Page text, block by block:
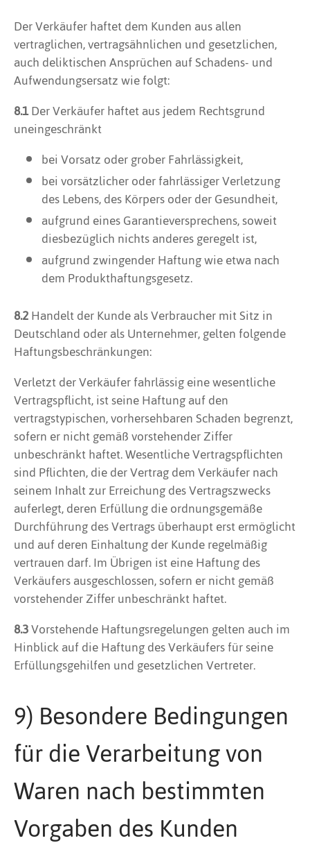
Der Verkäufer haftet dem Kunden aus allen
vertraglichen, vertragsähnlichen und gesetzlichen,
auch deliktischen Ansprüchen auf Schadens- und
Aufwendungsersatz wie folgt:
8.1Der Verkäufer haftet aus jedem Rechtsgrund
uneingeschränkt
bei Vorsatz oder grober Fahrlässigkeit,
bei vorsätzlicher oder fahrlässiger Verletzung
des Lebens, des Körpers oder der Gesundheit,
aufgrund eines Garantieversprechens, soweit
diesbezüglich nichts anderes geregelt ist,
aufgrund zwingender Haftung wie etwa nach
dem Produkthaftungsgesetz.
8.2Handelt der Kunde als Verbraucher mit Sitz in
Deutschland oder als Unternehmer, gelten folgende
Haftungsbeschränkungen:
Verletzt der Verkäufer fahrlässig eine wesentliche
Vertragspflicht, ist seine Haftung auf den
vertragstypischen, vorhersehbaren Schaden begrenzt,
sofern er nicht gemäß vorstehender Ziffer
unbeschränkt haftet. Wesentliche Vertragspflichten
sind Pflichten, die der Vertrag dem Verkäufer nach
seinem Inhalt zur Erreichung des Vertragszwecks
auferlegt, deren Erfüllung die ordnungsgemäße
Durchführung des Vertrags überhaupt erst ermöglicht
und auf deren Einhaltung der Kunde regelmäßig
vertrauen darf. Im Übrigen ist eine Haftung des
Verkäufers ausgeschlossen, sofern er nicht gemäß
vorstehender Ziffer unbeschränkt haftet.
8.3Vorstehende Haftungsregelungen gelten auch im
Hinblick auf die Haftung des Verkäufers für seine
Erfüllungsgehilfen und gesetzlichen Vertreter.
9) Besondere Bedingungen
für die Verarbeitung von
Waren nach bestimmten
Vorgaben des Kunden